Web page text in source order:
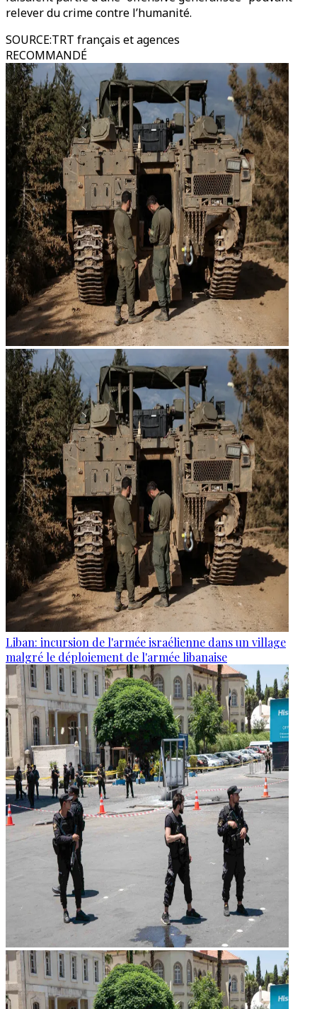
relever du crime contre l’humanité.
SOURCE:TRT français et agences
RECOMMANDÉ
Liban: incursion de l'armée israélienne dans un village
malgré le déploiement de l'armée libanaise